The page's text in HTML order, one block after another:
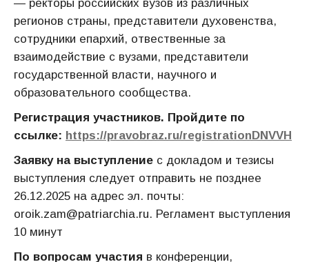
— ректоры российских вузов из различных
регионов страны, представители духовенства,
сотрудники епархий, отвественные за
взаимодействие с вузами, представители
государственной власти, научного и
образовательного сообщества.
Регистрация участников. Пройдите по
ссылке: https://pravobraz.ru/registrationDNVVH
Заявку на выступление с докладом и тезисы
выступления следует отправить не позднее
26.12.2025 на адрес эл. почты:
oroik.zam@patriarchia.ru. Регламент выступления
10 минут
По вопросам участия в конференции,